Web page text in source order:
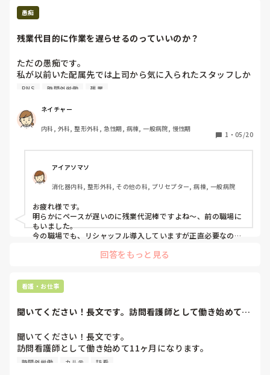
愚痴
残業代目的に作業を遅らせるのっていいのか？
ただの愚痴です。
私が以前いた配属先では上司から気に入られたスタッフしか
残業料を出してもらえなかったです。
に記入しても却下される人がほとんどでした。
今いるところは、仕事量も多く定時に終わることはないの
で、ほとんどのスタッフが時間外用紙に記入しています。上
司も「いいよ、書いていきな」と声をかけてくれます。
昼に一度、何ができていないか、やり残していることはない
か確認をして紙に書き出して、時間内に終わらせられるよう
にPNSのペアを調整しています。(リシャッフルというそう
です)
ですが、記録もそれほど大変ではないのですが、見るからに
わざと残ろうとして業務を遅らせたり、しゃべっていたり
ならわかるのですが、違うこと。帰れない雰囲気を出してい
何かやりますか？と聞いても何もないとの返事だけ。こうい
す。
PNS 時間外労働 残業
ネイチャー
内科, 外科, 整形外科, 急性期, 病棟, 一般病院, 慢性期
1 ・ 05/20
アイアソマソ
消化器内科, 整形外科, その他の科, プリセプター, 病棟, 一般病院
お疲れ様です。
明らかにペースが遅いのに残業代泥棒ですよね〜、前の職場に
もいました。
今の職場でも、リシャッフル導入していますが正直必要なの
らせて、他人の残ってる業務を手伝い定時で帰る…相手はまだ
でも、時間外は取れても人生の時間は無駄にしてる！と思い、
定時が来たらさっさと1人で退勤し、ジム行ったり買い物行っ
本当に腹立ちますよね、残業代泥棒🤔
回答をもっと見る
看護・お仕事
聞いてください！長文です。訪問看護師として働き始めて11
聞いてください！長文です。
訪問看護師として働き始めて11ヶ月になります。
現在利用者様がやや少ないため、訪問件数は4〜5件/日。
時間外労働 カルテ 訪看